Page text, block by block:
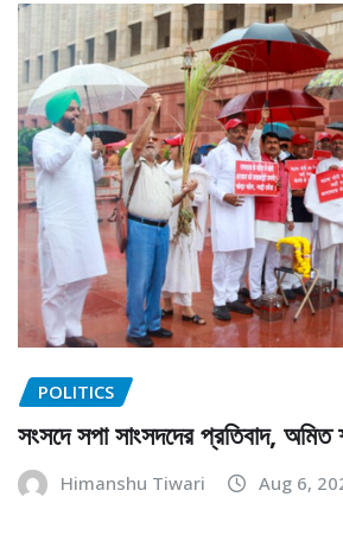
POLITICS
সংসদে সপা সাংসদদের প্রতিবাদ, অমিত
Himanshu Tiwari Aug 6,